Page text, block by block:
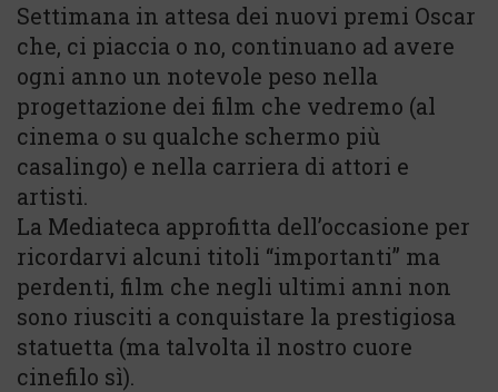
Settimana in attesa dei nuovi premi Oscar
che, ci piaccia o no, continuano ad avere
ogni anno un notevole peso nella
progettazione dei film che vedremo (al
cinema o su qualche schermo più
casalingo) e nella carriera di attori e
artisti.
La Mediateca approfitta dell’occasione per
ricordarvi alcuni titoli “importanti” ma
perdenti, film che negli ultimi anni non
sono riusciti a conquistare la prestigiosa
statuetta (ma talvolta il nostro cuore
cinefilo sì).